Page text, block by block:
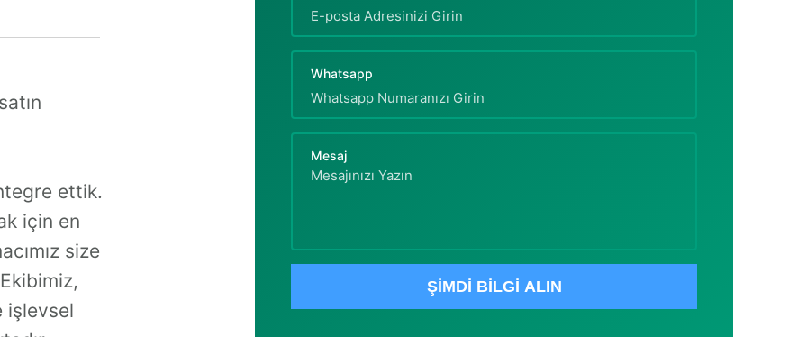
ettik.
için en
size
işlevsel
Whatsapp
Mesaj
ŞİMDİ BİLGİ ALIN